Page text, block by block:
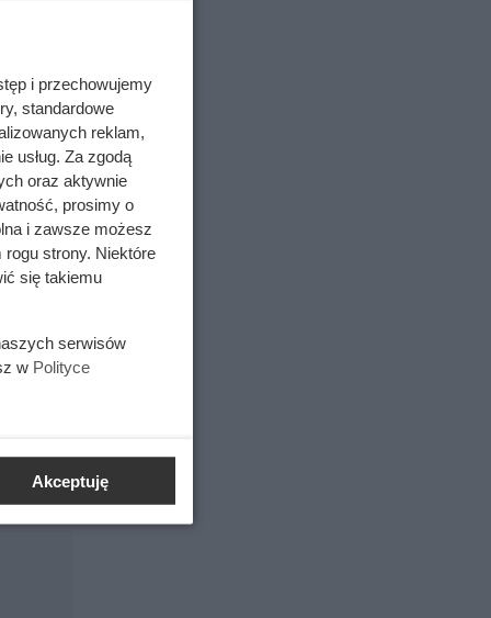
być
i przechowujemy
standardowe
reklam,
usług. Za zgodą
oraz aktywnie
prosimy o
i zawsze możesz
strony. Niektóre
się takiemu
serwisów
w Polityce
Akceptuję